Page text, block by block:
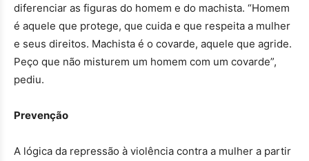
diferenciar as figuras do homem e do machista. “Homem
é aquele que protege, que cuida e que respeita a mulher
e seus direitos. Machista é o covarde, aquele que agride.
Peço que não misturem um homem com um covarde”,
pediu.
Prevenção
A lógica da repressão à violência contra a mulher a partir